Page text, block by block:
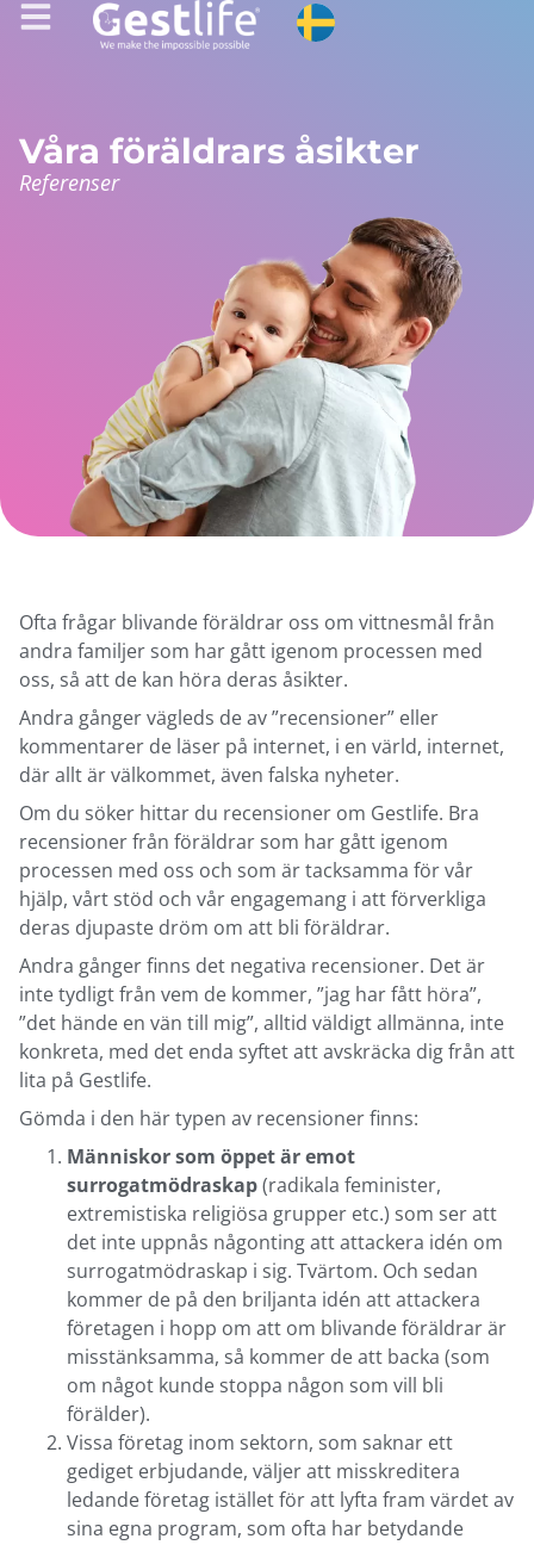
Våra föräldrars åsikter
Referenser
Ofta frågar blivande föräldrar oss om vittnesmål från
andra familjer som har gått igenom processen med
oss, så att de kan höra deras åsikter.
Andra gånger vägleds de av ”recensioner” eller
kommentarer de läser på internet, i en värld, internet,
där allt är välkommet, även falska nyheter.
Om du söker hittar du recensioner om Gestlife. Bra
recensioner från föräldrar som har gått igenom
processen med oss och som är tacksamma för vår
hjälp, vårt stöd och vår engagemang i att förverkliga
deras djupaste dröm om att bli föräldrar.
Andra gånger finns det negativa recensioner. Det är
inte tydligt från vem de kommer, ”jag har fått höra”,
”det hände en vän till mig”, alltid väldigt allmänna, inte
konkreta, med det enda syftet att avskräcka dig från att
lita på Gestlife.
Gömda i den här typen av recensioner finns:
Människor som öppet är emot
surrogatmödraskap(radikala feminister,
extremistiska religiösa grupper etc.) som ser att
det inte uppnås någonting att attackera idén om
surrogatmödraskap i sig. Tvärtom. Och sedan
kommer de på den briljanta idén att attackera
företagen i hopp om att om blivande föräldrar är
misstänksamma, så kommer de att backa (som
om något kunde stoppa någon som vill bli
förälder).
Vissa företag inom sektorn, som saknar ett
gediget erbjudande, väljer att misskreditera
ledande företag istället för att lyfta fram värdet av
sina egna program, som ofta har betydande